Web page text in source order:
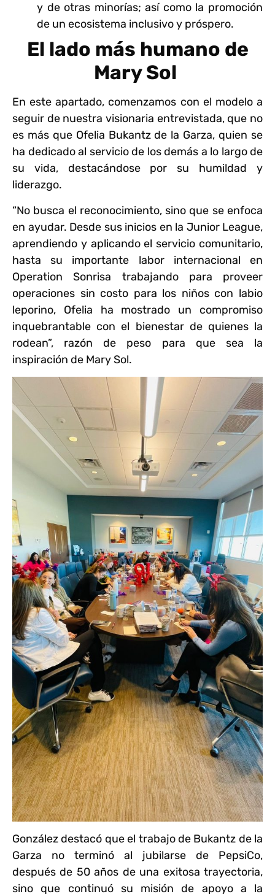
y de otras minorías; así como la promoción
de un ecosistema inclusivo y próspero.
El lado más humano de
Mary Sol
En este apartado, comenzamos con el modelo a
seguir de nuestra visionaria entrevistada, que no
es más que Ofelia Bukantz de la Garza, quien se
ha dedicado al servicio de los demás a lo largo de
su vida, destacándose por su humildad y
liderazgo.
“No busca el reconocimiento, sino que se enfoca
en ayudar. Desde sus inicios en la Junior League,
aprendiendo y aplicando el servicio comunitario,
hasta su importante labor internacional en
Operation Sonrisa trabajando para proveer
operaciones sin costo para los niños con labio
leporino, Ofelia ha mostrado un compromiso
inquebrantable con el bienestar de quienes la
rodean”, razón de peso para que sea la
inspiración de Mary Sol.
González destacó que el trabajo de Bukantz de la
Garza no terminó al jubilarse de PepsiCo,
después de 50 años de una exitosa trayectoria,
sino que continuó su misión de apoyo a la